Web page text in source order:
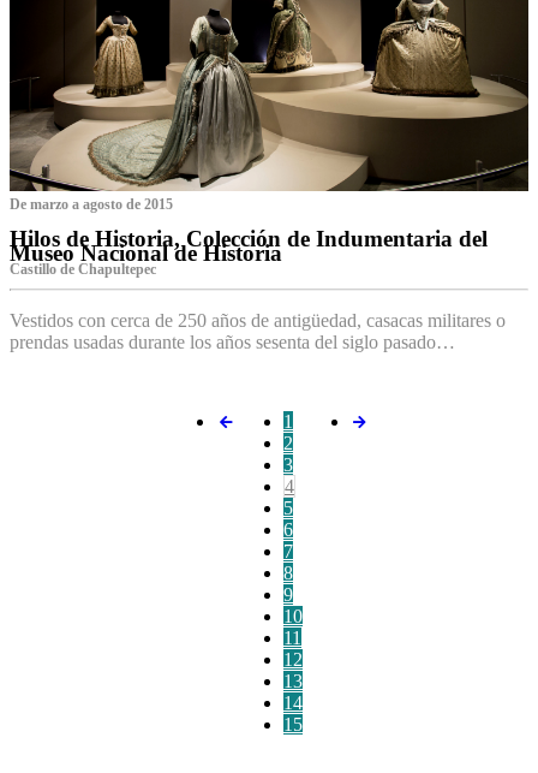
De marzo a agosto de 2015
Hilos de Historia, Colección de Indumentaria del
Museo Nacional de Historia
Castillo de Chapultepec
Vestidos con cerca de 250 años de antigüedad, casacas militares o
prendas usadas durante los años sesenta del siglo pasado…
1
2
3
4
5
6
7
8
9
10
11
12
13
14
15